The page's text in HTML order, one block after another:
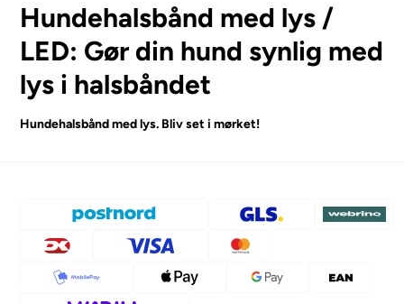
Hundehalsbånd med lys /
LED: Gør din hund synlig med
lys i halsbåndet
Hundehalsbånd med lys. Bliv set i mørket!